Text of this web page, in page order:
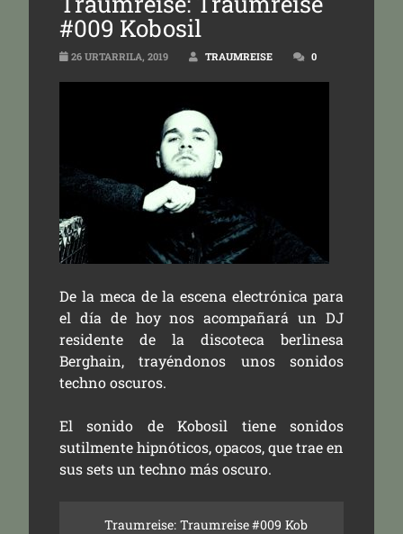
#009 Kobosil
26 URTARRILA, 2019 TRAUMREISE 0
De la meca de la escena electrónica para
el día de hoy nos acompañará un DJ
residente de la discoteca berlinesa
Berghain, trayéndonos unos sonidos
techno oscuros.
El sonido de Kobosil tiene sonidos
sutilmente hipnóticos, opacos, que trae en
sus sets un techno más oscuro.
Traumreise: Traumreise #009 Kob